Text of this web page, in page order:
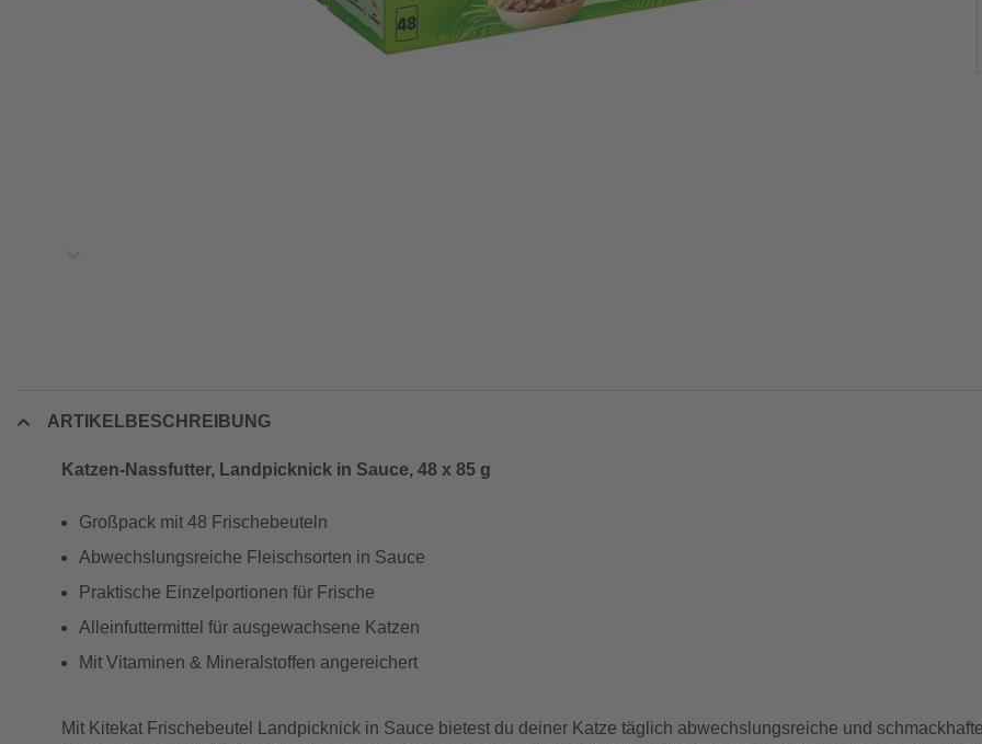
ARTIKELBESCHREIBUNG
Katzen-Nassfutter, Landpicknick in Sauce, 48 x 85 g
Großpack mit 48 Frischebeuteln
Abwechslungsreiche Fleischsorten in Sauce
Praktische Einzelportionen für Frische
Alleinfuttermittel für ausgewachsene Katzen
Mit Vitaminen & Mineralstoffen angereichert
Mit Kitekat Frischebeutel Landpicknick in Sauce bietest du deiner Katze täglich abwechslungsreiche und